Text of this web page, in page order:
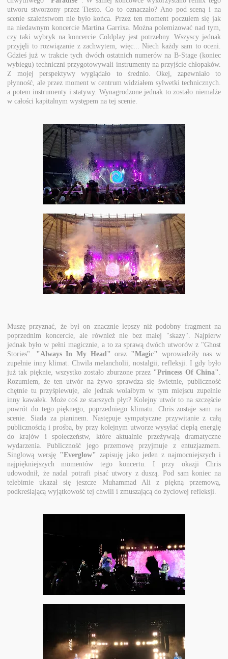
utworu stworzony przez Tiesto. Co to oznaczało? Ano pod sceną i na
scenie szaleństwom nie było końca. Przez ten moment poczułem się jak
na niedawnym koncercie Martina Garrixa. Można polemizować nad tym,
czy taki wybryk na koncercie Coldplay jest potrzebny. Wszyscy jednak
przyjęli to rozwiązanie z zachwytem, więc... Niech każdy sam to oceni.
Gdzieś już w trakcie tych dwóch ostatnich numerów na B-Stage (koniec
wybiegu) techniczni przygotowywali instrumenty na przyjście chłopaków.
Z mojej perspektywy wyglądało to średnio. Okej, zapewniało to
płynność, ale przez moment w centrum widziałem sylwetki technicznych.
a potem instrumenty i statywy. Wynagrodzone jednak to zostało niemalże
w całości kapitalnym występem na tej scenie.
Muszę przyznać, że był on znacznie lepszy niż podobny fragment na
poprzednim koncercie, ale również nie bez małej "skazy". Najpierw
jednak było w pełni magicznie, a to za sprawą dwóch utworów z "Ghost
Stories". "Always In My Head" oraz "Magic"
wprowadziły nas w
zupełnie inny klimat. Chwila melancholii, nostalgii, refleksji. I gdy było
już tak pięknie, wszystko zostało zburzone przez "Princess Of China"
Rozumiem, że ten utwór na żywo sprawdza się świetnie, publiczność
chętnie tu przyśpiewuje, ale jednak wolałbym w tym miejscu zupełnie
inny kawałek. Może coś ze starszych płyt? Kolejny utwór to na szczęście
powrót do tego pięknego, poprzedniego klimatu. Chris zostaje sam na
scenie. Siada za pianinem. Następuje sympatyczne przywitanie z całą
publicznością i prośba, by przy kolejnym utworze wysyłać ciepłą energię
do krajów i społeczeństw, które aktualnie przeżywają dramatyczne
wydarzenia. Publiczność jego przemowę przyjmuje z entuzjazmem.
Singlową wersję "Everglow" zapisuję jako jeden z najmocniejszych i
najpiękniejszych momentów tego koncertu. I przy okazji Chris
udowodnił, że nadal potrafi pisać utwory z duszą. Pod sam koniec na
telebimie ukazał się jeszcze Muhammad Ali z piękną przemową,
podkreślającą wyjątkowość tej chwili i zmuszającą do życiowej refleksji.